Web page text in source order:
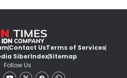
Contact UsTerms of Services
SiberIndexSitemap
Follow Us